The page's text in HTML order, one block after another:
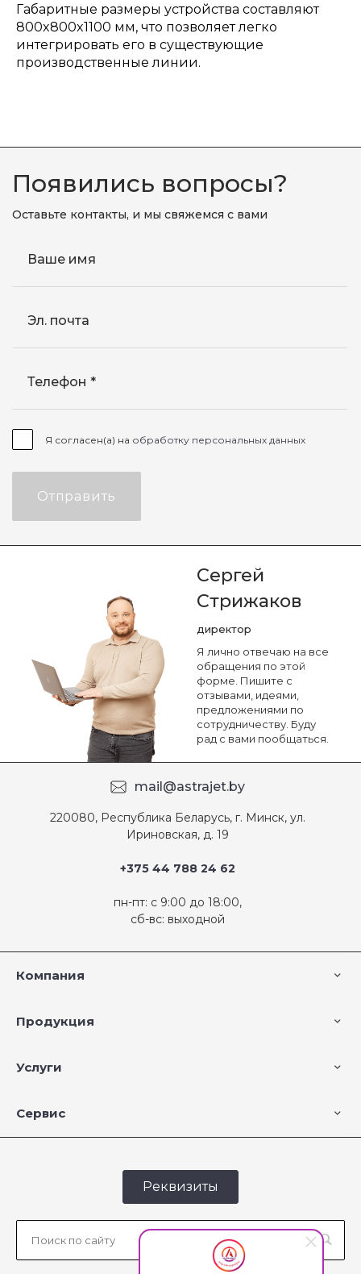
Габаритные размеры устройства составляют
800x800x1100 мм, что позволяет легко
интегрировать его в существующие
производственные линии.
Появились вопросы?
Оставьте контакты, и мы свяжемся с вами
Ваше имя
Эл. почта
Телефон
Я согласен(а) на обработку персональных данных
Отправить
Сергей
Стрижаков
директор
Я лично отвечаю на все
обращения по этой
форме. Пишите с
отзывами, идеями,
предложениями по
сотрудничеству. Буду
рад с вами пообщаться.
mail@astrajet.by
220080, Республика Беларусь, г. Минск, ул.
Ириновская, д. 19
+375 44 788 24 62
пн-пт: с 9:00 до 18:00,
сб-вс: выходной
Компания
Продукция
Услуги
Сервис
Реквизиты